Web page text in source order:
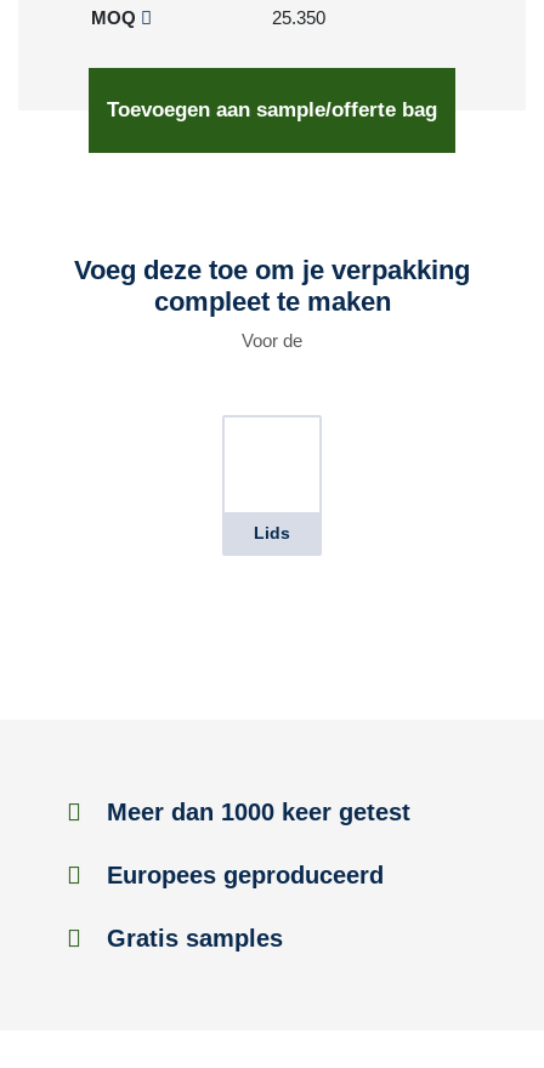
MOQ
25.350
Toevoegen aan sample/offerte bag
Voeg deze toe om je verpakking
compleet te maken
Voor de
Lids
Meer dan 1000 keer getest
Europees geproduceerd
Gratis samples